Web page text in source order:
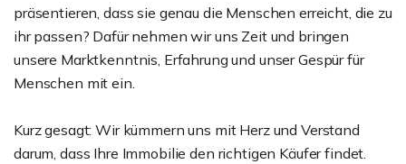
präsentieren, dass sie genau die Menschen erreicht, die zu
ihr passen? Dafür nehmen wir uns Zeit und bringen
unsere Marktkenntnis, Erfahrung und unser Gespür für
Menschen mit ein.
Kurz gesagt: Wir kümmern uns mit Herz und Verstand
darum, dass Ihre Immobilie den richtigen Käufer findet.